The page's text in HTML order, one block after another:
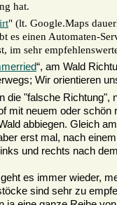
hat.
" (lt. Google.Maps
es einen Automaten-
im sehr
“, am Wald
Wir orientieren
die "falsche
mit neuem oder
abbiegen. Gleich
erst mal, nach
und rechts nach
es immer wieder,
sind sehr zu